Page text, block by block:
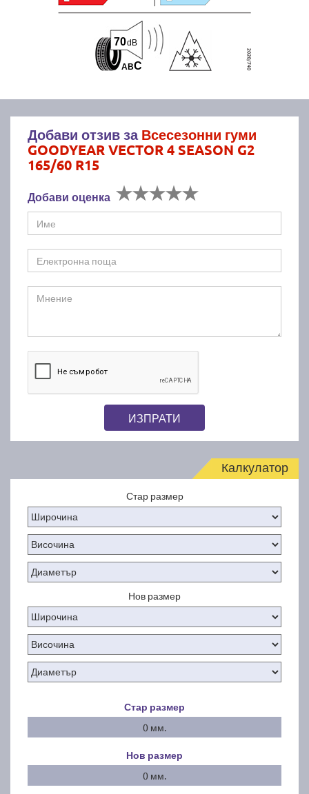
ABC
70dB
Добави отзив заВсесезонни гуми
GOODYEAR VECTOR 4 SEASON G2
165/60 R15
Добави оценка
ИЗПРАТИ
Калкулатор
Стар размер
Нов размер
Стар размер
0 мм.
Нов размер
0 мм.